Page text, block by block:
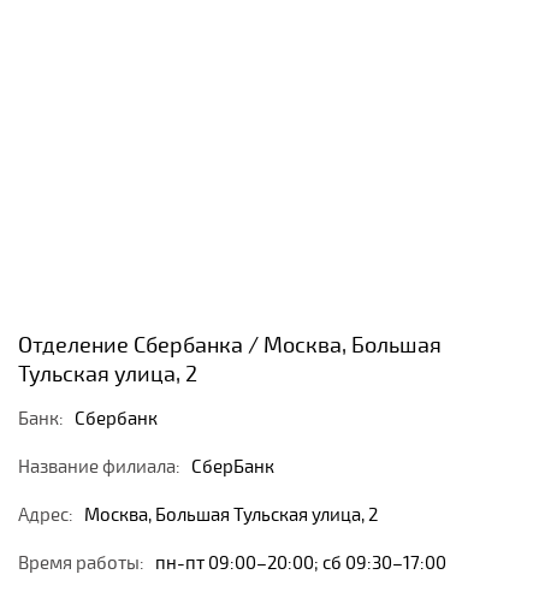
Отделение Сбербанка / Москва, Большая
Тульская улица, 2
Банк: Сбербанк
Название филиала: СберБанк
Адрес: Москва, Большая Тульская улица, 2
Время работы: пн-пт 09:00–20:00; сб 09:30–17:00